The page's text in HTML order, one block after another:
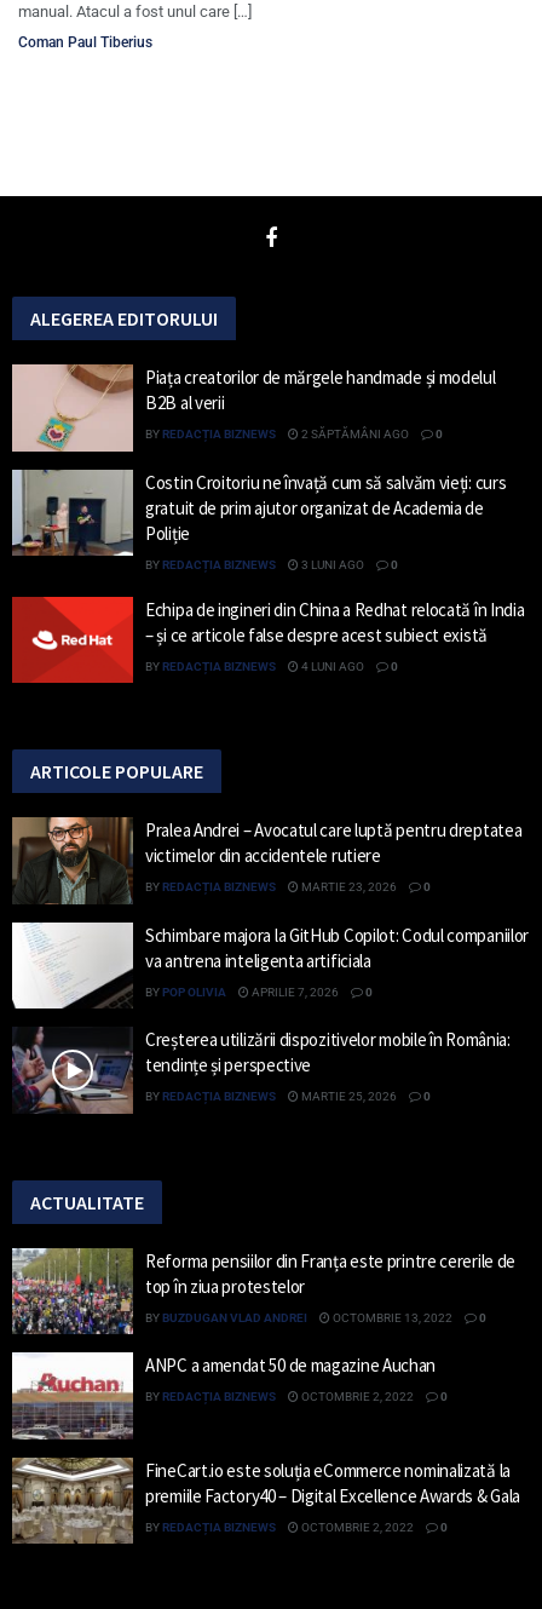
manual. Atacul a fost unul care […]
Coman Paul Tiberius
ALEGEREA EDITORULUI
Piața creatorilor de mărgele handmade și modelul
B2B al verii
BY REDACȚIA BIZNEWS 2 SĂPTĂMÂNI AGO 0
Costin Croitoriu ne învață cum să salvăm vieți: curs
gratuit de prim ajutor organizat de Academia de
Poliție
BYREDACȚIA BIZNEWS 3 LUNI AGO 0
Echipa de ingineri din China a Redhat relocată în India
– și ce articole false despre acest subiect există
BYREDACȚIA BIZNEWS 4 LUNI AGO 0
ARTICOLE POPULARE
Pralea Andrei – Avocatul care luptă pentru dreptatea
victimelor din accidentele rutiere
BY REDACȚIA BIZNEWS MARTIE 23, 2026 0
Schimbare majora la GitHub Copilot: Codul companiilor
va antrena inteligenta artificiala
BYPOP OLIVIA APRILIE 7, 2026 0
Creșterea utilizării dispozitivelor mobile în România:
tendințe și perspective
BY REDACȚIA BIZNEWS MARTIE 25, 2026 0
ACTUALITATE
Reforma pensiilor din Franța este printre cererile de
top în ziua protestelor
BYBUZDUGAN VLAD ANDREI OCTOMBRIE 13, 2022 0
ANPC a amendat 50 de magazine Auchan
BY REDACȚIA BIZNEWS OCTOMBRIE 2, 2022 0
FineCart.io este soluția eCommerce nominalizată la
premiile Factory40 – Digital Excellence Awards & Gala
BYREDACȚIA BIZNEWS OCTOMBRIE 2, 2022 0